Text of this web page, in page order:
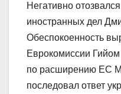
Негативно
иностранных дел
Обеспокоенность
Еврокомиссии
по расширению ЕС
последовал ответ